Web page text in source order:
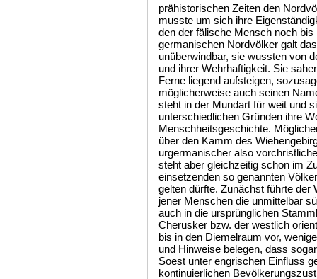
prähistorischen Zeiten den
musste um sich ihre
den der fälische Mensch noch
germanischen Nordvölker galt
unüberwindbar, sie wussten von
und ihrer Wehrhaftigkeit. Sie
Ferne liegend aufsteigen,
möglicherweise auch seinen
steht in der Mundart für weit und
unterschiedlichen Gründen ihre
Menschheitsgeschichte.
über den Kamm des
urgermanischer also
steht aber gleichzeitig schon im
einsetzenden so genannten
gelten dürfte. Zunächst führte der
jener Menschen die unmittelbar
auch in die ursprünglichen
Cherusker bzw. der westlich
bis in den Diemelraum vor,
und Hinweise belegen, dass
Soest unter engrischen Einfluss
kontinuierlichen